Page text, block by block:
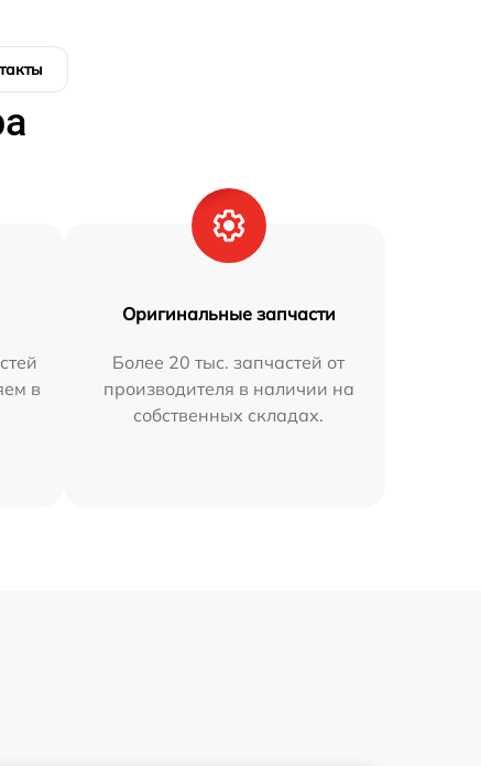
в
Оригинальные запчасти
Более 20 тыс. запчастей от
производителя в наличии на
собственных складах.